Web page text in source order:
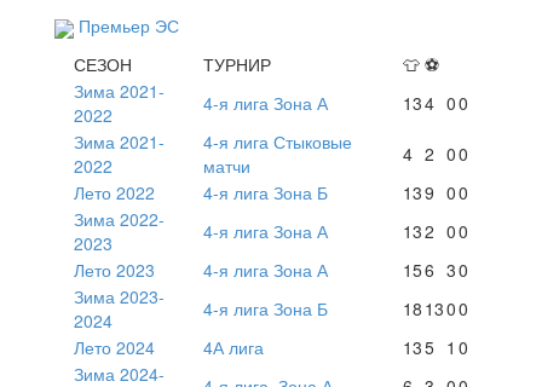
Премьер ЭС
СЕЗОН
ТУРНИР 👕 ⚽
Зима 2021-
2022
4-я лига Зона А 134 00
Зима 2021-
2022
4-я лига Стыковые
матчи
4 2 00
Лето 2022
4-я лига Зона Б 139 00
Зима 2022-
2023
4-я лига Зона А 132 00
Лето 2023
4-я лига Зона А 156 30
Зима 2023-
2024
4-я лига Зона Б 18 1300
Лето 2024
4А лига 135 1 0
Зима 2024-